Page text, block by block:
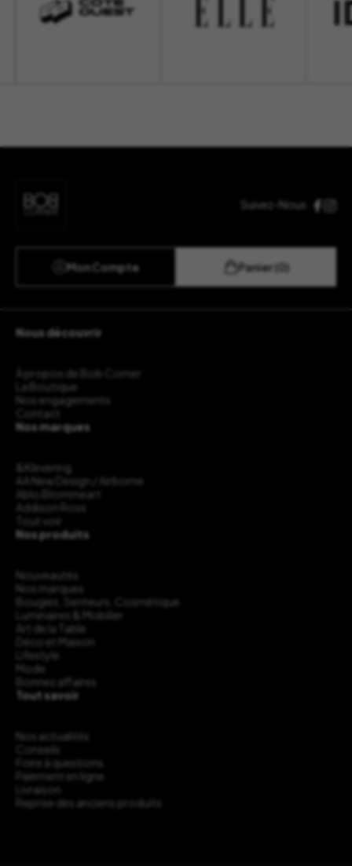
Suivez-Nous :
Mon Compte Panier (0)
Nous découvrir
À propos de Bob Corner
La Boutique
Nos engagements
Contact
Nos marques
&Klevering
AA New Design / Airborne
Ablo Blommeart
Addison Ross
Tout voir
Nos produits
Nouveautés
Nos marques
Bougies, Senteurs, Cosmétique
Luminaires & Mobilier
Art de la Table
Déco et Maison
Lifestyle
Mode
Bonnes affaires
Tout savoir
Nos actualités
Conseils
Foire à questions
Paiement en ligne
Livraison
Reprise des anciens produits